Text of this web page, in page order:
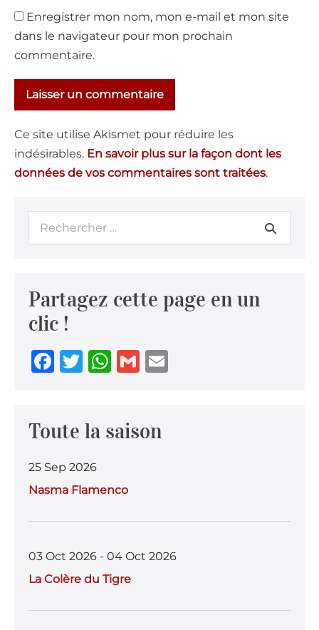
Enregistrer mon nom, mon e-mail et mon site
dans le navigateur pour mon prochain
commentaire.
Ce site utilise Akismet pour réduire les
indésirables. En savoir plus sur la façon dont les
données de vos commentaires sont traitées.
Partagez cette page en un
clic !
F
e
o
o
k
T
te
W
s
p
G
l
Toute la saison
25 Sep 2026
Nasma Flamenco
03 Oct 2026 - 04 Oct 2026
La Colère du Tigre